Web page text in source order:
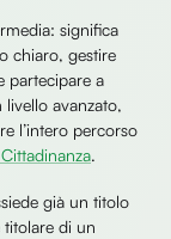
significa
chiaro, gestire
partecipare a
avanzato,
l’intero percorso
.
già un titolo
titolare di un